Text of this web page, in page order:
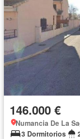
146.000 €
Numancia De La
3 Dormitorios